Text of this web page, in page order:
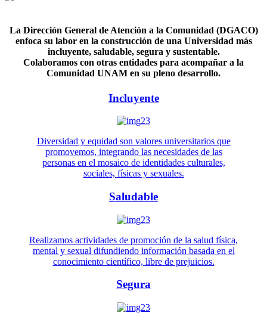
La Dirección General de Atención a la Comunidad (DGACO)
enfoca su labor en la construcción de una Universidad más
incluyente, saludable, segura y sustentable.
Colaboramos con otras entidades para acompañar a la
Comunidad UNAM en su pleno desarrollo.
Incluyente
Diversidad y equidad son valores universitarios que
promovemos, integrando las necesidades de las
personas en el mosaico de identidades culturales,
sociales, físicas y sexuales.
Saludable
Realizamos actividades de promoción de la salud física,
mental y sexual difundiendo información basada en el
conocimiento científico, libre de prejuicios.
Segura